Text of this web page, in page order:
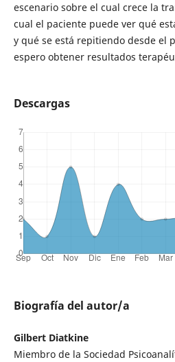
escenario sobre el cual crece la
cual el paciente puede ver qué
y qué se está repitiendo desde el
espero obtener resultados
Descargas
Biografía del autor/a
Gilbert Diatkine
Miembro de la Sociedad